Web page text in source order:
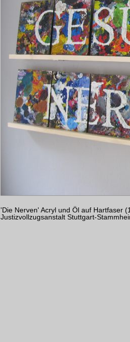
'Die Nerven' Acryl und Öl auf Hartfaser
Justizvollzugsanstalt Stuttgart-